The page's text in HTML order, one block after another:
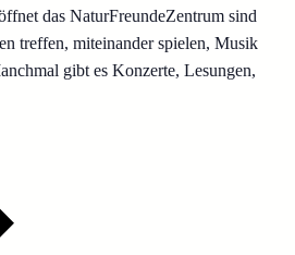
das NaturFreundeZentrum sind
treffen, miteinander spielen, Musik
gibt es Konzerte, Lesungen,